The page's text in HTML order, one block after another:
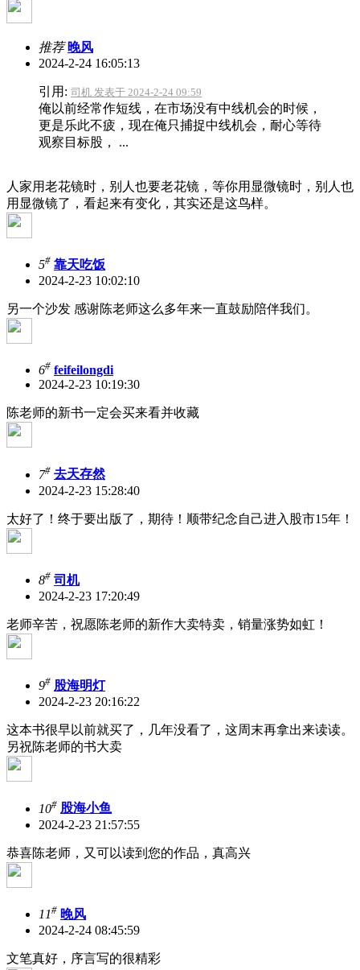
推荐晚风
2024-2-24 16:05:13
引用: 司机 发表于 2024-2-24 09:59
俺以前经常作短线，在市场没有中线机会的时候，
更是乐此不疲，现在俺只捕捉中线机会，耐心等待
观察目标股， ...
人家用老花镜时，别人也要老花镜，等你用显微镜时，别人也
用显微镜了，看起来有变化，其实还是这鸟样。
5# 靠天吃饭
2024-2-23 10:02:10
另一个沙发 感谢陈老师这么多年来一直鼓励陪伴我们。
6# feifeilongdi
2024-2-23 10:19:30
陈老师的新书一定会买来看并收藏
7# 去天存然
2024-2-23 15:28:40
太好了！终于要出版了，期待！顺带纪念自己进入股市15年！
8# 司机
2024-2-23 17:20:49
老师辛苦，祝愿陈老师的新作大卖特卖，销量涨势如虹！
9# 股海明灯
2024-2-23 20:16:22
这本书很早以前就买了，几年没看了，这周末再拿出来读读。
另祝陈老师的书大卖
10# 股海小鱼
2024-2-23 21:57:55
恭喜陈老师，又可以读到您的作品，真高兴
11# 晚风
2024-2-24 08:45:59
文笔真好，序言写的很精彩